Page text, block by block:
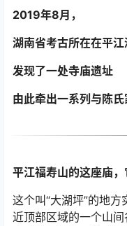
2019年8月，
湖南省考古所在在平
发现了一处寺庙遗址
由此牵出一系列与陈氏
平江福寿山的这座庙，
这个叫“大湖坪”的地
近顶部区域的一个山